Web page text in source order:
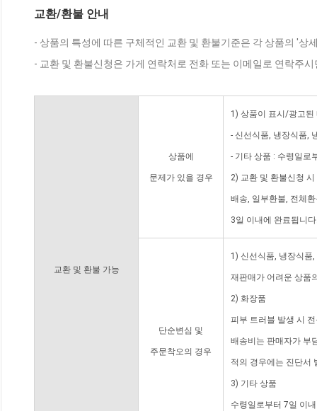
교환/환불 안내
- 상품의 특성에 따른 구체적인 교환 및 환불기준은 각 상품의 '상
- 교환 및 환불신청은 가게 연락처로 전화 또는 이메일로 연락주
교환 및 환불 가능
상품에
문제가 있을 경우
1) 상품이 표시/광고된
- 신선식품, 냉장식품,
- 기타 상품 : 수령일로
2) 교환 및 환불신청
배송, 일부환불, 전체
3일 이내에 완료됩니
단순변심 및
주문착오의 경우
1) 신선식품, 냉장식품
재판매가 어려운 상품
2) 화장품
피부 트러블 발생 시
배송비는 판매자가 부
적의 경우에는 진단서
3) 기타 상품
수령일로부터 7일 이